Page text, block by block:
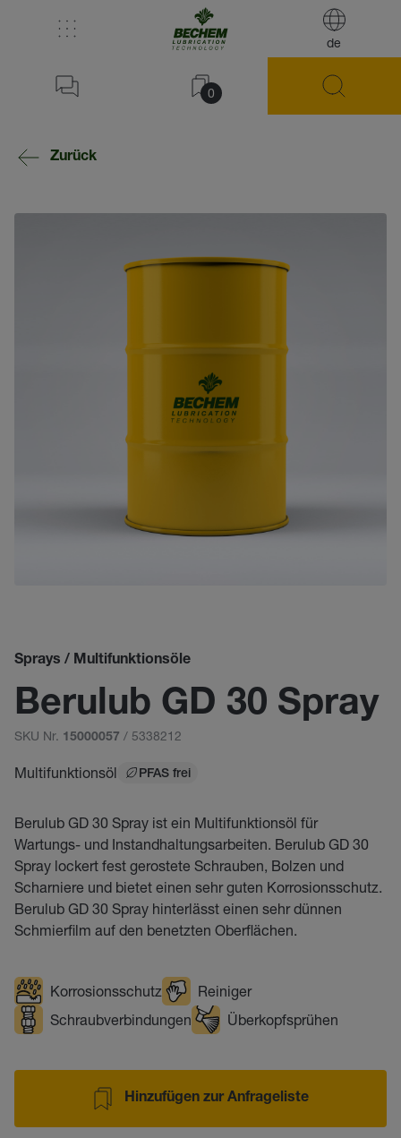
de
0
Zurück
Sprays / Multifunktionsöle
Berulub GD 30 Spray
SKU Nr. 15000057 / 5338212
Multifunktionsöl PFAS frei
Berulub GD 30 Spray ist ein Multifunktionsöl für
Wartungs- und Instandhaltungsarbeiten. Berulub GD 30
Spray lockert fest gerostete Schrauben, Bolzen und
Scharniere und bietet einen sehr guten Korrosionsschutz.
Berulub GD 30 Spray hinterlässt einen sehr dünnen
Schmierfilm auf den benetzten Oberflächen.
Korrosionsschutz
Reiniger
Schraubverbindungen
Überkopfsprühen
Hinzufügen zur Anfrageliste